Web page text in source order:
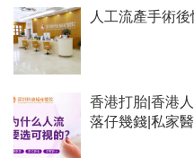
人工流產手術
香港打胎|香港
落仔幾錢|私家